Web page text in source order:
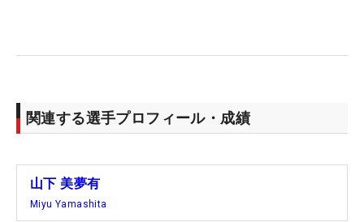
関連する選手プロフィール・成績
山下 美夢有
Miyu Yamashita